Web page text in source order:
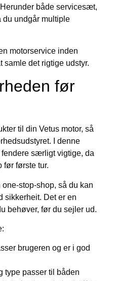
både servicesæt,
du undgår multiple
motorservice inden
samle det rigtige udstyr.
før
til din Vetus motor, så
I denne
særligt vigtige, da
før første tur.
stop-shop, så du kan
sikkerheit. Det er en
behøver, før du sejler ud.
brugeren og er i god
type passer til båden